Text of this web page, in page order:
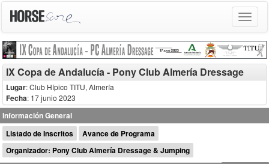
Toggle
IX Copa de Andalucía - Pony Club Almería Dressage
Lugar: Club Hípico TITU, Almería
Fecha: 17 junio 2023
Información General
Listado de Inscritos
Avance de Programa
Organizador: Pony Club Almería Dressage & Jumping